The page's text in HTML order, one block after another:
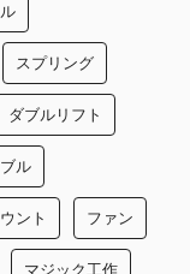
スプリング
ダブルリフト
ル
ント ファン
マジック工作